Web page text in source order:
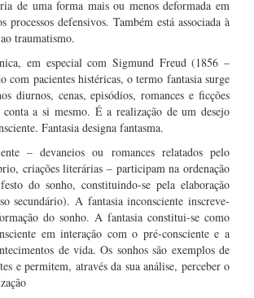
de uma forma mais ou menos deformada em
processos defensivos. Também está associada à
traumatismo.
em especial com Sigmund Freud (1856 –
com pacientes histéricas, o termo fantasia surge
diurnos, cenas, episódios, romances e ficções
a si mesmo. É a realização de um desejo
Fantasia designa fantasma.
– devaneios ou romances relatados pelo
criações literárias – participam na ordenação
do sonho, constituindo-se pela elaboração
secundário). A fantasia inconsciente inscreve-
do sonho. A fantasia constitui-se como
em interação com o pré-consciente e a
de vida. Os sonhos são exemplos de
e permitem, através da sua análise, perceber o